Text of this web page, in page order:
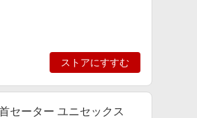
ストアにすすむ
セーター ユニセックス